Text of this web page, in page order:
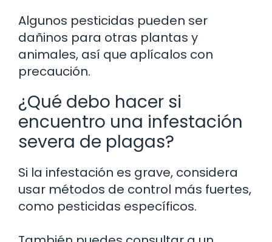
Algunos pesticidas pueden ser
dañinos para otras plantas y
animales, así que aplícalos con
precaución.
¿Qué debo hacer si
encuentro una infestación
severa de plagas?
Si la infestación es grave, considera
usar métodos de control más fuertes,
como pesticidas específicos.